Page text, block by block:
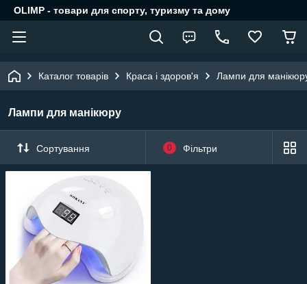
OLIMP - товари для спорту, туризму та дому
Каталог товарів Краса і здоров'я Лампи для
Лампи для манікюру
Сортування 0 Фільтри